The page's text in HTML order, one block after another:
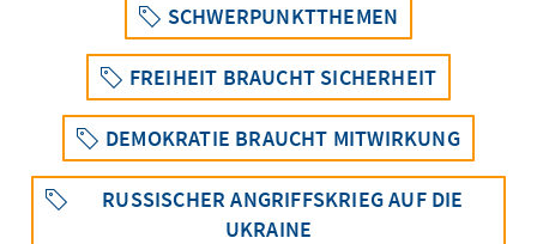
SCHWERPUNKTTHEMEN
FREIHEIT BRAUCHT SICHERHEIT
DEMOKRATIE BRAUCHT MITWIRKUNG
RUSSISCHER ANGRIFFSKRIEG AUF DIE
UKRAINE